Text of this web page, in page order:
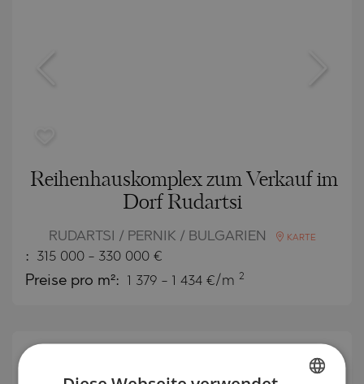
Reihenhauskomplex zum Verkauf im
Dorf Rudartsi
RUDARTSI / PERNIK / BULGARIEN KARTE
: 315 000 - 330 000 €
Preise pro m²: 1 379 - 1 434 €/m 2